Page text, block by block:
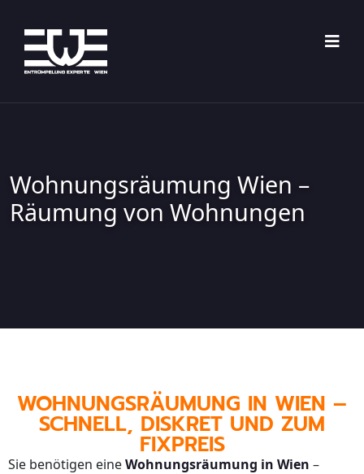
Wohnungsräumung Wien –
Räumung von Wohnungen
WOHNUNGSRÄUMUNG IN WIEN –
SCHNELL, DISKRET UND ZUM
FIXPREIS
Sie benötigen eineWohnungsräumung in Wien –